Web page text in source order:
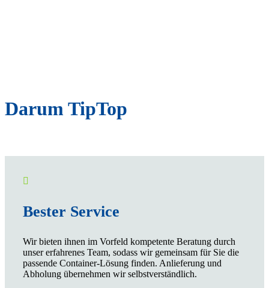
Darum TipTop

Bester Service
Wir bieten ihnen im Vorfeld kompetente Beratung durch
unser erfahrenes Team, sodass wir gemeinsam für Sie die
passende Container-Lösung finden. Anlieferung und
Abholung übernehmen wir selbstverständlich.